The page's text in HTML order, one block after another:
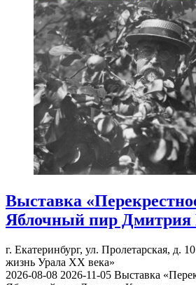
Выставка
Яблочный пир Дмитрия
г. Екатеринбург, ул. Пролетарская, д. 10
жизнь Урала ХХ века»
2026-08-08 2026-11-05 Выставка